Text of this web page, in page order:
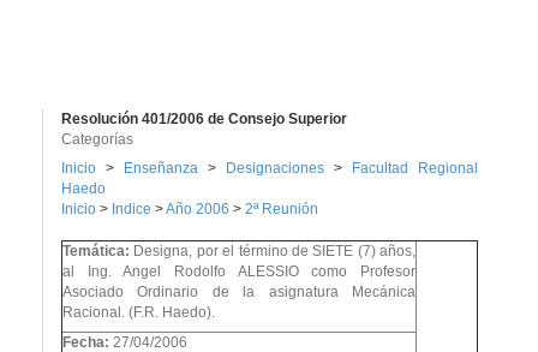
Resolución 401/2006 de Consejo Superior
Categorías
Inicio > Enseñanza > Designaciones >
Facultad Regional
Haedo
Inicio > Indice >Año 2006 > 2ª Reunión
Temática: Designa, por el término de SIETE (7) años,
al Ing. Angel Rodolfo ALESSIO como Profesor
Asociado Ordinario de la asignatura Mecánica
Racional. (F.R. Haedo).
Fecha: 27/04/2006